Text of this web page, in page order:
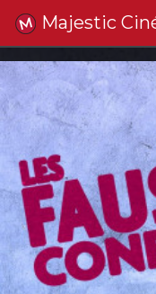
Majestic